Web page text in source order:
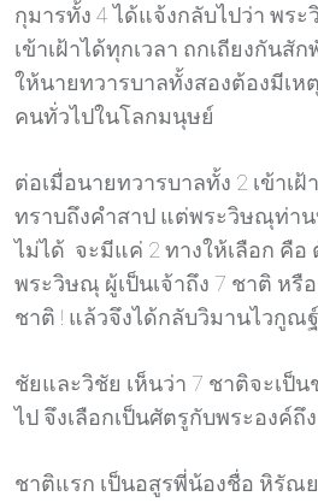
กุมารทั้ง 4 ได้แจ้งกลับไปว่า พร
เข้าเฝ้าได้ทุกเวลา ถกเถียงกันสั
ให้นายทวารบาลทั้งสองต้องมีเห
คนทั่วไปในโลกมนุษย์
ต่อเมื่อนายทวารบาลทั้ง 2 เข้าเ
ทราบถึงคำสาป แต่พระวิษณุท่า
ไม่ได้ จะมีแค่ 2 ทางให้เลือก คือ
พระวิษณุ ผู้เป็นเจ้าถึง 7 ชาติ หรื
ชาติ ! แล้วจึงได้กลับวิมานไวกูณฐ์
ชัยและวิชัย เห็นว่า 7 ชาติจะเป็น
ไป จึงเลือกเป็นศัตรูกับพระองค์ถึ
ชาติแรก เป็นอสูรพี่น้องชื่อ หิรัณ